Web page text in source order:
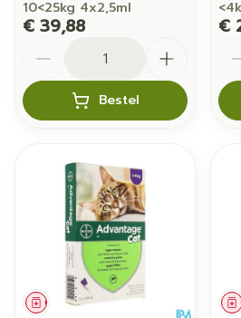
10<25kg 4x2,5ml
€ 39,88
Bestel
€
Geneesmiddel